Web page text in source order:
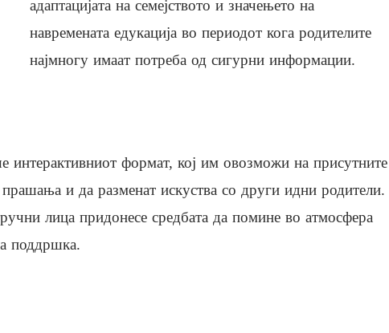
адаптацијата на семејството и значењето на
навремената едукација во периодот кога родителите
најмногу имаат потреба од сигурни информации.
интерактивниот формат, кој им овозможи на присутните
и да разменат искуства со други идни родители.
лица придонесе средбата да помине во атмосфера
поддршка.